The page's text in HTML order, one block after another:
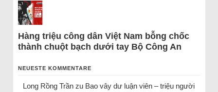
Hàng triệu công dân Việt Nam bỗng chốc
thành chuột bạch dưới tay Bộ Công An
NEUESTE KOMMENTARE
Long Rồng Trầnzu Bao vây dư luận viên – triệu người